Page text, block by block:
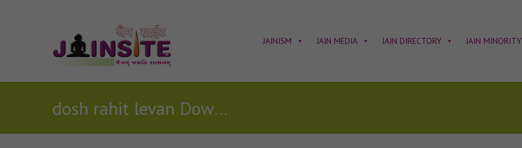
JAINISM JAIN MEDIA JAIN DIRECTORY JAIN MINORITY
dosh rahit levan Download